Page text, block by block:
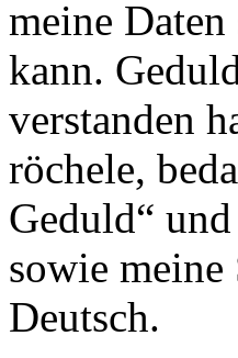
meine
kann.
verstanden
röchele,
Geduld“
sowie meine
Deutsch.